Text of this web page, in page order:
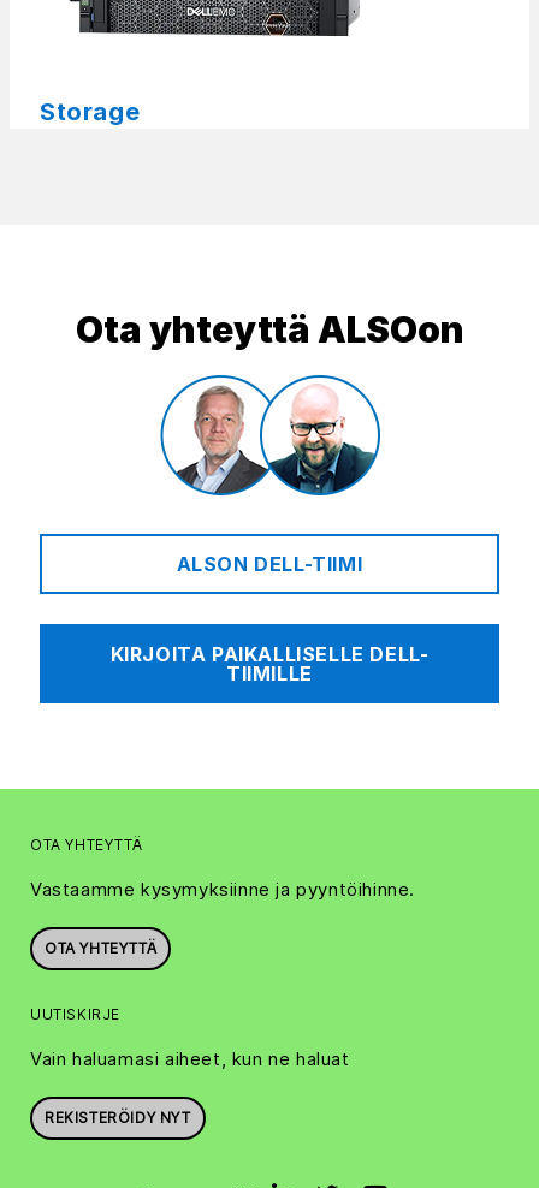
Storage
Ota yhteyttä ALSOon
ALSON DELL-TIIMI
KIRJOITA PAIKALLISELLE DELL-
TIIMILLE
OTA YHTEYTTÄ
Vastaamme kysymyksiinne ja pyyntöihinne.
OTA YHTEYTTÄ
UUTISKIRJE
Vain haluamasi aiheet, kun ne haluat
REKISTERÖIDY NYT